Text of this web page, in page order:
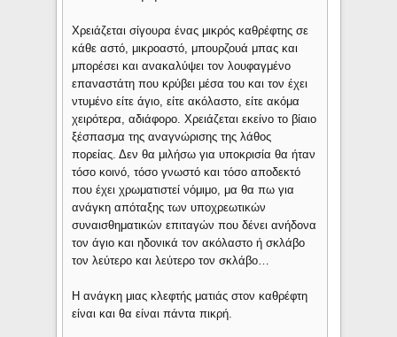
Χρειάζεται σίγουρα ένας μικρός καθρέφτης σε
κάθε αστό, μικροαστό, μπουρζουά μπας και
μπορέσει και ανακαλύψει τον λουφαγμένο
επαναστάτη που κρύβει μέσα του και τον έχει
ντυμένο είτε άγιο, είτε ακόλαστο, είτε ακόμα
χειρότερα, αδιάφορο. Χρειάζεται εκείνο το βίαιο
ξέσπασμα της αναγνώρισης της λάθος
πορείας. Δεν θα μιλήσω για υποκρισία θα ήταν
τόσο κοινό, τόσο γνωστό και τόσο αποδεκτό
που έχει χρωματιστεί νόμιμο, μα θα πω για
ανάγκη απόταξης των υποχρεωτικών
συναισθηματικών επιταγών που δένει ανήδονα
τον άγιο και ηδονικά τον ακόλαστο ή σκλάβο
τον λεύτερο και λεύτερο τον σκλάβο…
Η ανάγκη μιας κλεφτής ματιάς στον καθρέφτη
είναι και θα είναι πάντα πικρή.